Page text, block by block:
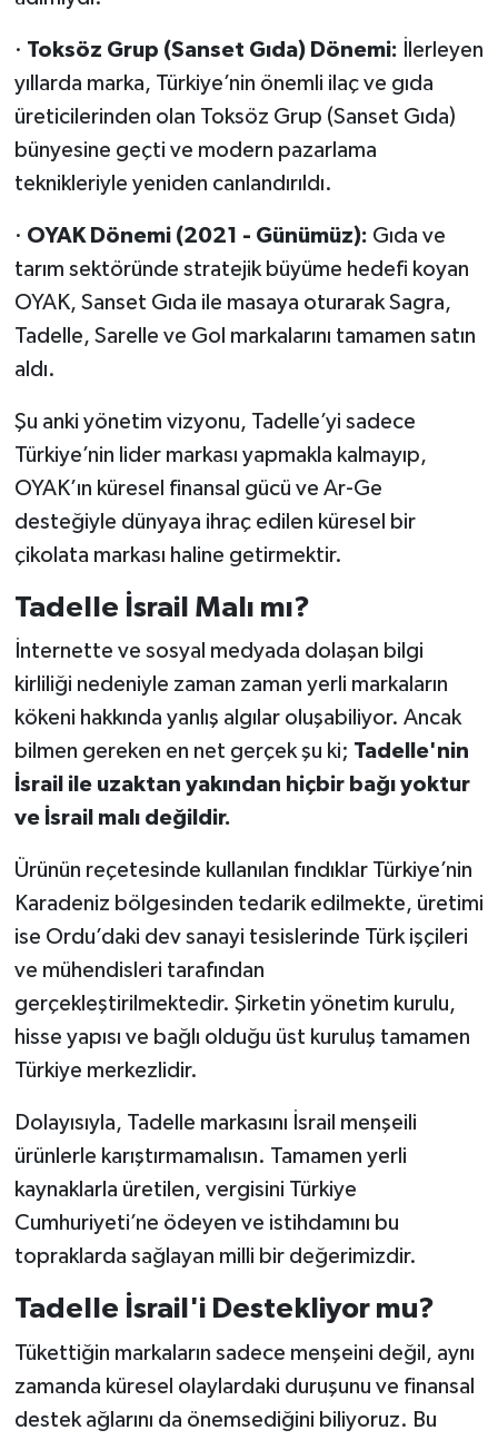
· Toksöz Grup (Sanset Gıda) Dönemi: İlerleyen
yıllarda marka, Türkiye’nin önemli ilaç ve gıda
üreticilerinden olan Toksöz Grup (Sanset Gıda)
bünyesine geçti ve modern pazarlama
teknikleriyle yeniden canlandırıldı.
· OYAK Dönemi (2021 - Günümüz): Gıda ve
tarım sektöründe stratejik büyüme hedefi koyan
OYAK, Sanset Gıda ile masaya oturarak Sagra,
Tadelle, Sarelle ve Gol markalarını tamamen satın
aldı.
Şu anki yönetim vizyonu, Tadelle’yi sadece
Türkiye’nin lider markası yapmakla kalmayıp,
OYAK’ın küresel finansal gücü ve Ar-Ge
desteğiyle dünyaya ihraç edilen küresel bir
çikolata markası haline getirmektir.
Tadelle İsrail Malı mı?
İnternette ve sosyal medyada dolaşan bilgi
kirliliği nedeniyle zaman zaman yerli markaların
kökeni hakkında yanlış algılar oluşabiliyor. Ancak
bilmen gereken en net gerçek şu ki; Tadelle'nin
İsrail ile uzaktan yakından hiçbir bağı yoktur
ve İsrail malı değildir.
Ürünün reçetesinde kullanılan fındıklar Türkiye’nin
Karadeniz bölgesinden tedarik edilmekte, üretimi
ise Ordu’daki dev sanayi tesislerinde Türk işçileri
ve mühendisleri tarafından
gerçekleştirilmektedir. Şirketin yönetim kurulu,
hisse yapısı ve bağlı olduğu üst kuruluş tamamen
Türkiye merkezlidir.
Dolayısıyla, Tadelle markasını İsrail menşeili
ürünlerle karıştırmamalısın. Tamamen yerli
kaynaklarla üretilen, vergisini Türkiye
Cumhuriyeti’ne ödeyen ve istihdamını bu
topraklarda sağlayan milli bir değerimizdir.
Tadelle İsrail'i Destekliyor mu?
Tükettiğin markaların sadece menşeini değil, aynı
zamanda küresel olaylardaki duruşunu ve finansal
destek ağlarını da önemsediğini biliyoruz. Bu